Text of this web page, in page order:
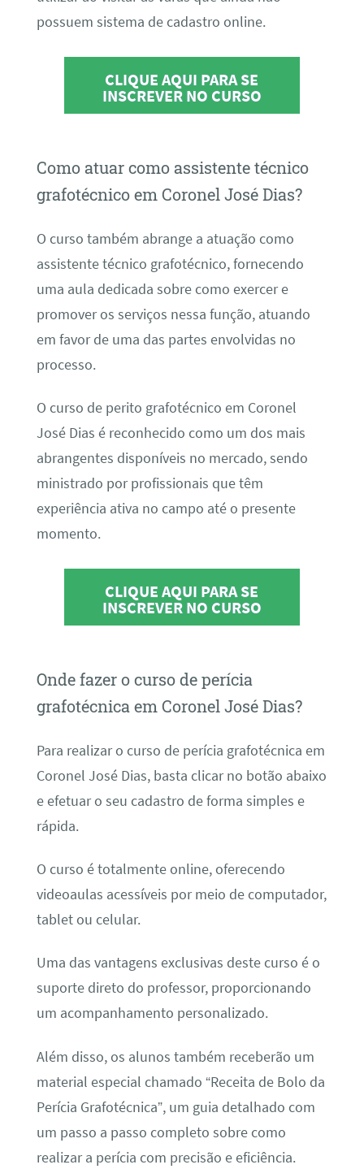
possuem sistema de cadastro online.
CLIQUE AQUI PARA SE
INSCREVER NO CURSO
Como atuar como assistente técnico
grafotécnico em Coronel José Dias?
O curso também abrange a atuação como
assistente técnico grafotécnico, fornecendo
uma aula dedicada sobre como exercer e
promover os serviços nessa função, atuando
em favor de uma das partes envolvidas no
processo.
O curso de perito grafotécnico em Coronel
José Dias é reconhecido como um dos mais
abrangentes disponíveis no mercado, sendo
ministrado por profissionais que têm
experiência ativa no campo até o presente
momento.
CLIQUE AQUI PARA SE
INSCREVER NO CURSO
Onde fazer o curso de perícia
grafotécnica em Coronel José Dias?
Para realizar o curso de perícia grafotécnica em
Coronel José Dias, basta clicar no botão abaixo
e efetuar o seu cadastro de forma simples e
rápida.
O curso é totalmente online, oferecendo
videoaulas acessíveis por meio de computador,
tablet ou celular.
Uma das vantagens exclusivas deste curso é o
suporte direto do professor, proporcionando
um acompanhamento personalizado.
Além disso, os alunos também receberão um
material especial chamado “Receita de Bolo da
Perícia Grafotécnica”, um guia detalhado com
um passo a passo completo sobre como
realizar a perícia com precisão e eficiência.